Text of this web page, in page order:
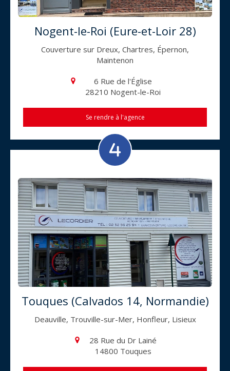
Nogent-le-Roi (Eure-et-Loir 28)
Couverture sur Dreux, Chartres, Épernon,
Maintenon
6 Rue de l'Église
28210 Nogent-le-Roi
Se rendre à l'agence
Touques (Calvados 14, Normandie)
Deauville, Trouville-sur-Mer, Honfleur, Lisieux
28 Rue du Dr Lainé
14800 Touques